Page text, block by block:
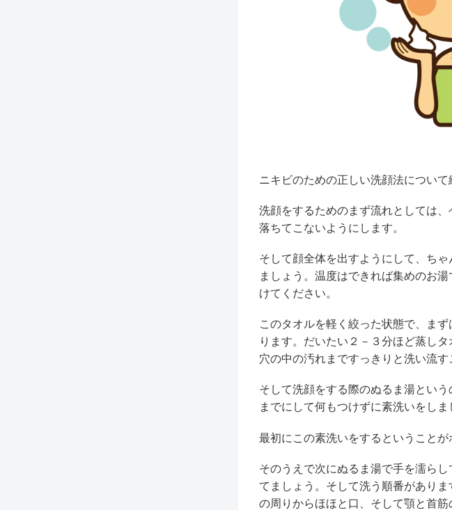
ニキビのための正しい洗顔法について
洗顔をするためのまず流れとしては
落ちてこないようにします。
そして顔全体を出すようにして、ち
ましょう。温度はできれば集めのお
けてください。
このタオルを軽く絞った状態で、ま
ります。だいたい２－３分ほど蒸し
穴の中の汚れまですっきりと洗い流す
そして洗顔をする際のぬるま湯とい
までにして何もつけずに素洗いをしま
最初にこの素洗いをするということが
そのうえで次にぬるま湯で手を濡ら
てましょう。そして洗う順番があり
の周りからほほと口、そして顎と首筋